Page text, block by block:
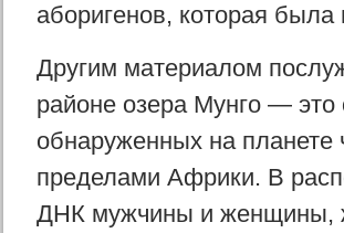
аборигенов, которая
Другим материалом
районе озера Мунго — это
обнаруженных на планете
пределами Африки. В
ДНК мужчины и женщины,